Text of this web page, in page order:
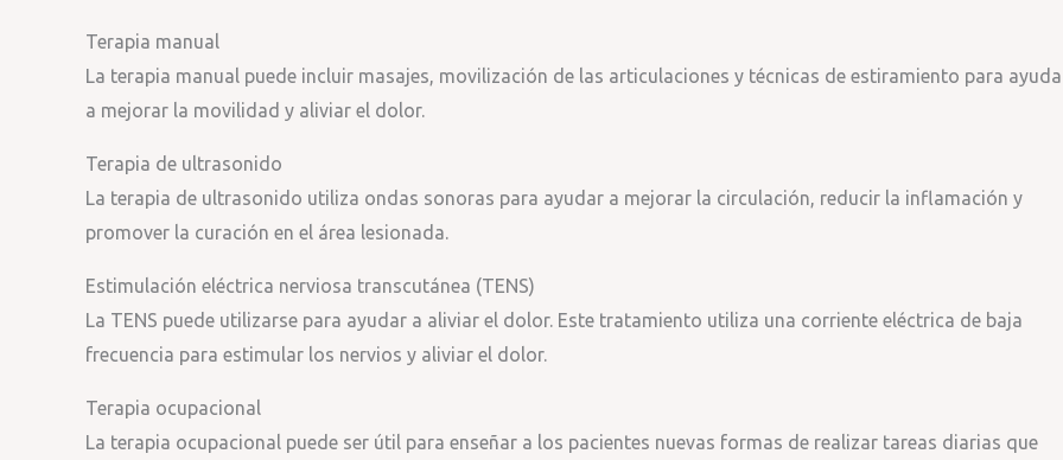
Terapia manual
La terapia manual puede incluir masajes, movilización de las articulaciones y técnicas de estiramiento para
a mejorar la movilidad y aliviar el dolor.
Terapia de ultrasonido
La terapia de ultrasonido utiliza ondas sonoras para ayudar a mejorar la circulación, reducir la inflamación y
promover la curación en el área lesionada.
Estimulación eléctrica nerviosa transcutánea (TENS)
La TENS puede utilizarse para ayudar a aliviar el dolor. Este tratamiento utiliza una corriente eléctrica de baja
frecuencia para estimular los nervios y aliviar el dolor.
Terapia ocupacional
La terapia ocupacional puede ser útil para enseñar a los pacientes nuevas formas de realizar tareas diarias que